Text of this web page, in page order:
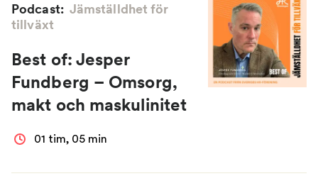
Podcast: Jämställdhet för
tillväxt
Best of: Jesper
Fundberg – Omsorg,
makt och maskulinitet
01 tim, 05 min